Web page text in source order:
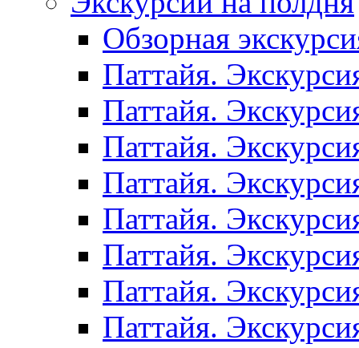
Обзорная
Паттайя.
Паттайя.
Паттайя.
Паттайя.
Паттайя.
Паттайя.
Паттайя.
Паттайя.